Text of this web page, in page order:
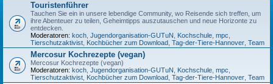
Touristenführer
Tauchen Sie ein in unsere lebendige Community, wo Reisende sich treffen, um
ihre Abenteuer zu teilen, Geheimtipps auszutauschen und neue Horizonte zu
entdecken.
Moderatoren: koch, Jugendorganisation-GUTuN, Kochschule, mpc,
Tierschutzaktivist, Kochbücher zum Download, Tag-der-Tiere-Hannover, Team
Mercosur Kochrezepte (vegan)
Mercosur Kochrezepte (vegan)
Moderatoren: koch, Jugendorganisation-GUTuN, Kochschule, mpc,
Tierschutzaktivist, Kochbücher zum Download, Tag-der-Tiere-Hannover, Team